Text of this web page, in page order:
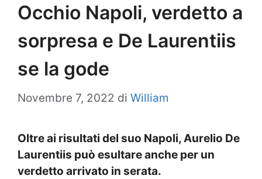
Occhio Napoli, verdetto a
sorpresa e De Laurentiis
se la gode
Novembre 7, 2022 di William
Oltre ai risultati del suo Napoli, Aurelio De
Laurentiis può esultare anche per un
verdetto arrivato in serata.